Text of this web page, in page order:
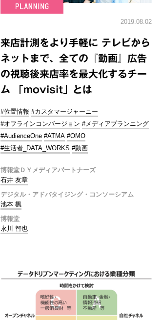
2019.08.02
来店計測をより手軽に テレビから
ネットまで、全ての『動画』広告
の視聴後来店率を最大化するチー
ム 「movisit」とは
#位置情報 #カスタマージャーニー
#オフラインコンバージョン #メディアプランニング
#AudienceOne #ATMA #OMO
#生活者_DATA_WORKS #動画
博報堂ＤＹメディアパートナーズ
石井 友章
デジタル・アドバタイジング・コンソーシアム
池本 楓
博報堂
永川 智也